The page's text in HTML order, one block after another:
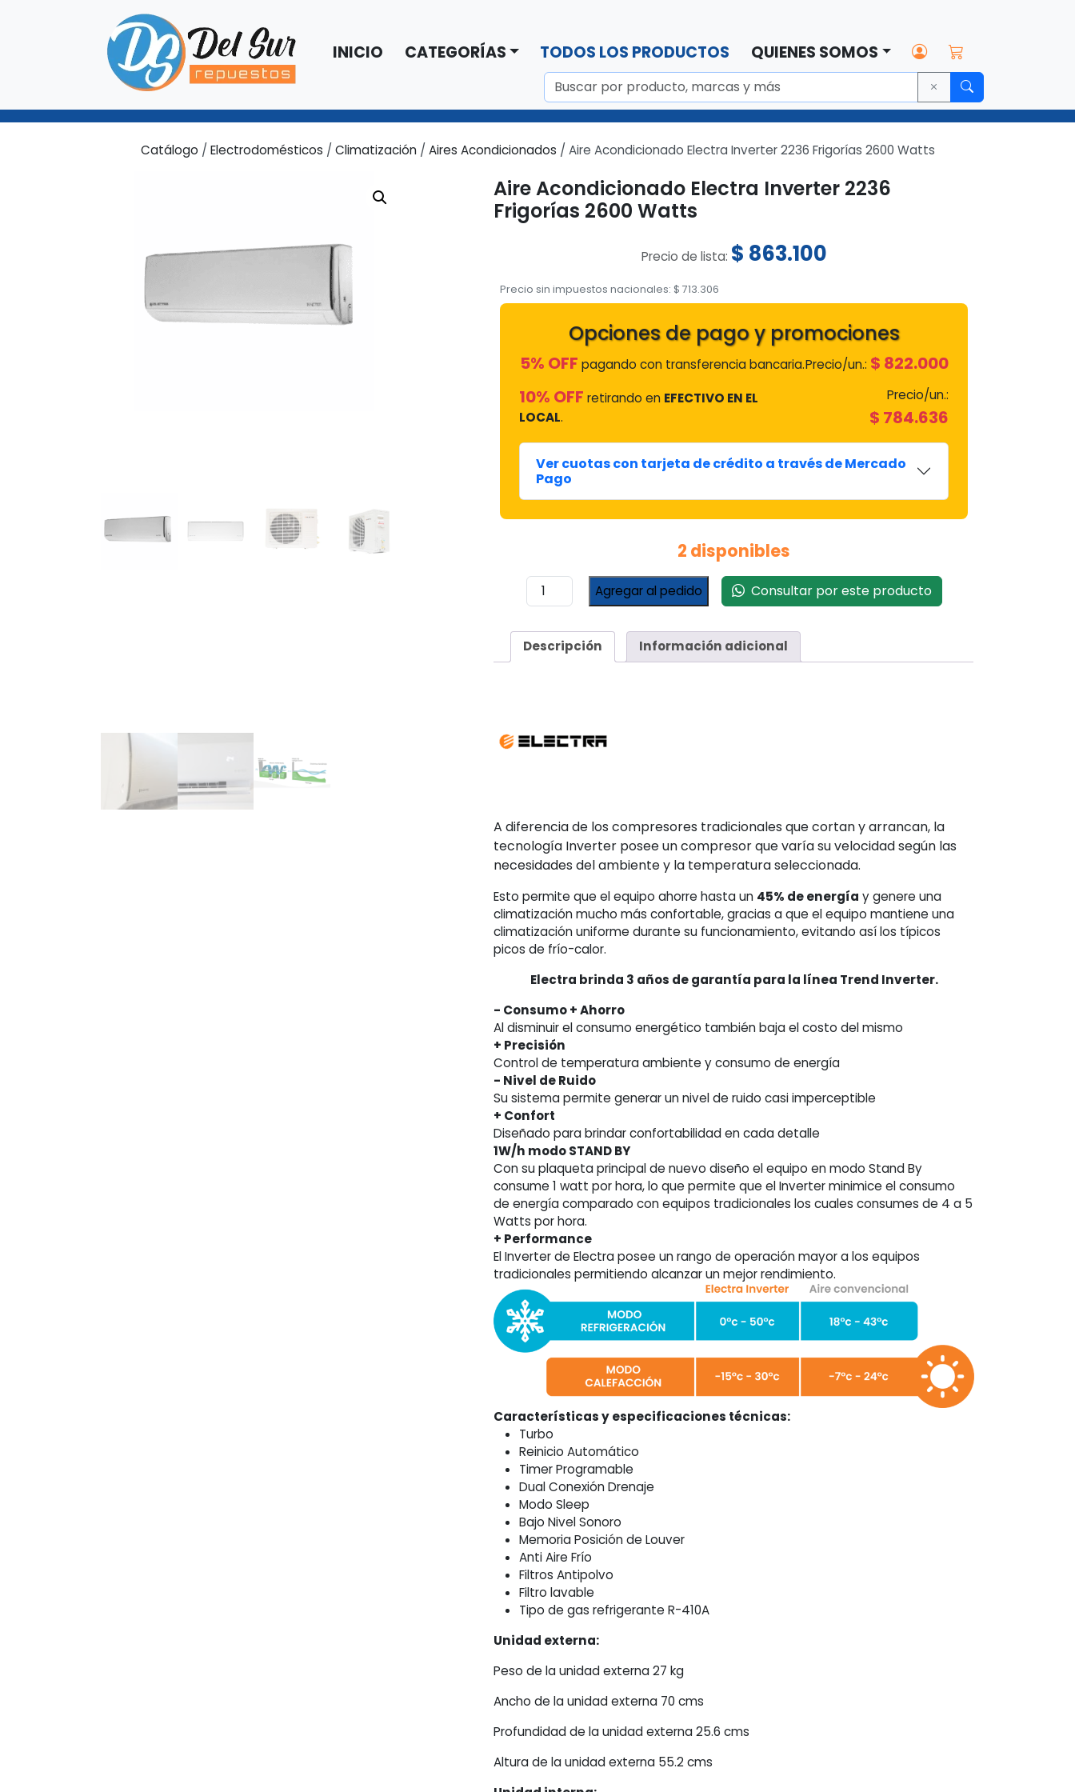
INICIO CATEGORÍAS TODOS LOS PRODUCTOS QUIENES SOMOS
Catálogo / Electrodomésticos / Climatización/ Aires Acondicionados / Aire Acondicionado Electra Inverter 2236 Frigorías 2600 Watts
Aire Acondicionado Electra Inverter 2236
Frigorías 2600 Watts
Precio de lista: $ 863.100
Precio sin impuestos nacionales:$ 713.306
Opciones de pago y promociones
5% OFF pagando con transferencia bancaria.Precio/un.: $ 822.000
10% OFF retirando en EFECTIVO EN EL
LOCAL.
Precio/un.:
$ 784.636
Ver cuotas con tarjeta de crédito a través de Mercado
Pago
2 disponibles
Aire
Acondicionado
Inverter
2236
Agregar al pedido Consultar por este producto
Descripción Información adicional
A diferencia de los compresores tradicionales que cortan y arrancan, la
tecnología Inverter posee un compresor que varía su velocidad según las
necesidades del ambiente y la temperatura seleccionada.
Esto permite que el equipo ahorre hasta un 45% de energía y genere una
climatización mucho más confortable, gracias a que el equipo mantiene una
climatización uniforme durante su funcionamiento, evitando así los típicos
picos de frío-calor.
Electra brinda 3 años de garantía para la línea Trend Inverter.
- Consumo + Ahorro
Al disminuir el consumo energético también baja el costo del mismo
+ Precisión
Control de temperatura ambiente y consumo de energía
- Nivel de Ruido
Su sistema permite generar un nivel de ruido casi imperceptible
+ Confort
Diseñado para brindar confortabilidad en cada detalle
1W/h modo STAND BY
Con su plaqueta principal de nuevo diseño el equipo en modo Stand By
consume 1 watt por hora, lo que permite que el Inverter minimice el consumo
de energía comparado con equipos tradicionales los cuales consumes de 4 a 5
Watts por hora.
+ Performance
El Inverter de Electra posee un rango de operación mayor a los equipos
tradicionales permitiendo alcanzar un mejor rendimiento.
Características y especificaciones técnicas:
Turbo
Reinicio Automático
Timer Programable
Dual Conexión Drenaje
Modo Sleep
Bajo Nivel Sonoro
Memoria Posición de Louver
Anti Aire Frío
Filtros Antipolvo
Filtro lavable
Tipo de gas refrigerante R-410A
Unidad externa:
Peso de la unidad externa 27 kg
Ancho de la unidad externa 70 cms
Profundidad de la unidad externa 25.6 cms
Altura de la unidad externa 55.2 cms